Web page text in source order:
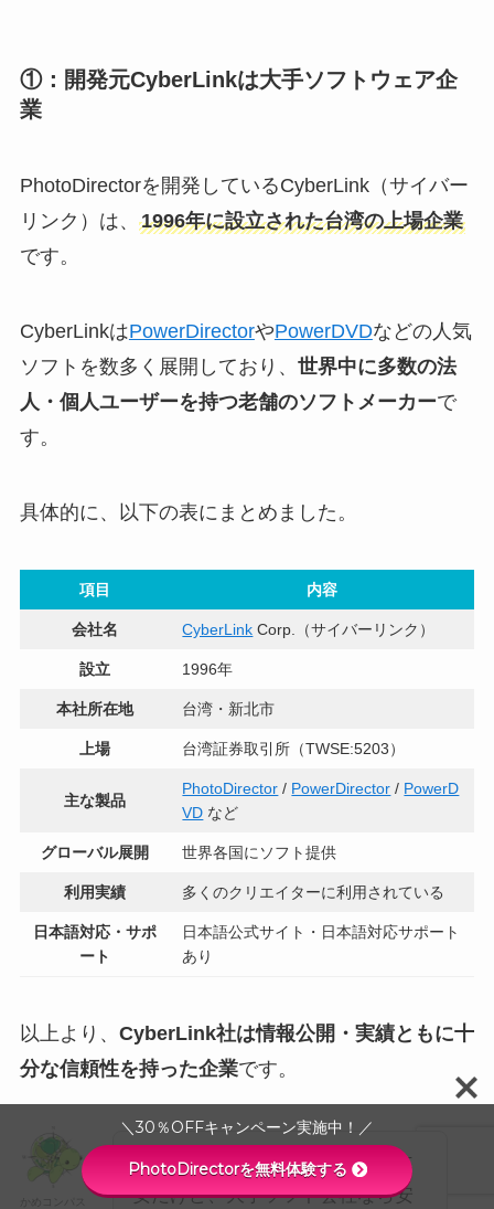
①：開発元CyberLinkは大手ソフトウェア企
業
PhotoDirectorを開発しているCyberLink（サイバー
リンク）は、 1996年に設立された台湾の上場企業
です。
CyberLinkはPowerDirectorやPowerDVDなどの人気
ソフトを数多く展開しており、 世界中に多数の法
人・個人ユーザーを持つ老舗のソフトメーカーで
す。
具体的に、以下の表にまとめました。
項目 内容
会社名 CyberLink Corp.（サイバーリンク）
設立 1996年
本社所在地 台湾・新北市
上場 台湾証券取引所（TWSE:5203）
主な製品
PhotoDirector / PowerDirector / PowerD
VD など
グローバル展開 世界各国にソフト提供
利用実績 多くのクリエイターに利用されている
日本語対応・サポ
ート
日本語公式サイト・日本語対応サポート
あり
以上より、 CyberLink社は情報公開・実績ともに十
分な信頼性を持った企業です。
名前を聞いたことない会社だと不
安だけど、大手ソフト会社なら安
＼30％OFFキャンペーン実施中！／
PhotoDirectorを無料体験する